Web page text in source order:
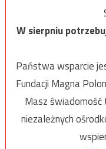
W sierpniu
Państwa wsparcie
Fundacji Magna
Masz
niezależnych